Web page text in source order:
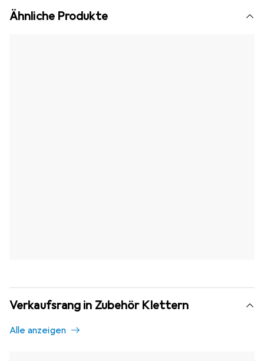
Ähnliche Produkte
Verkaufsrang in Zubehör Klettern
Alle anzeigen